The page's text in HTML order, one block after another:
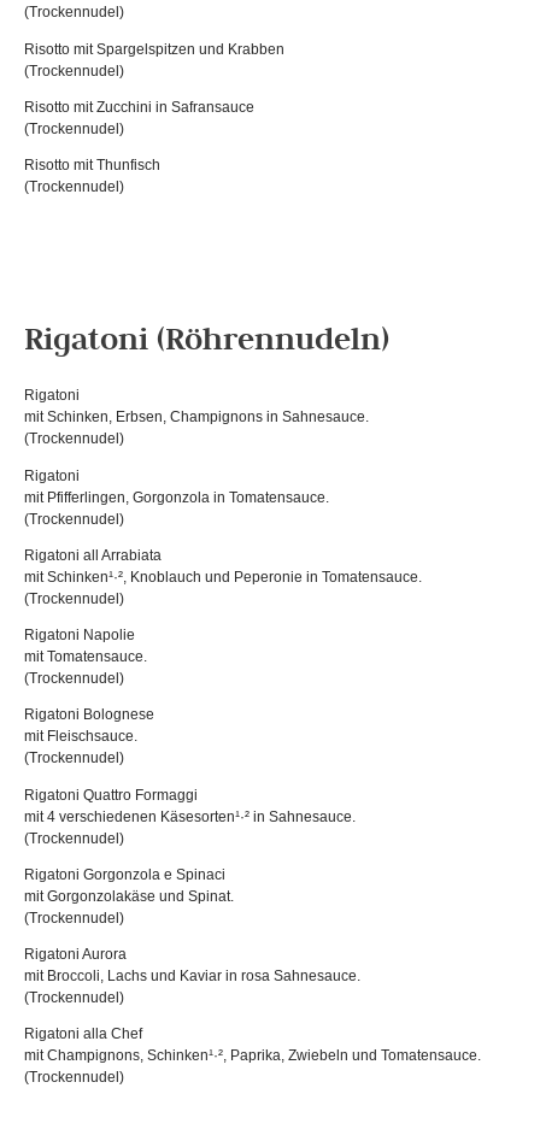
(Trockennudel)
Risotto mit Spargelspitzen und Krabben
(Trockennudel)
Risotto mit Zucchini in Safransauce
(Trockennudel)
Risotto mit Thunfisch
(Trockennudel)
Rigatoni (Röhrennudeln)
Rigatoni
mit Schinken, Erbsen, Champignons in Sahnesauce.
(Trockennudel)
Rigatoni
mit Pfifferlingen, Gorgonzola in Tomatensauce.
(Trockennudel)
Rigatoni all Arrabiata
mit Schinken¹·², Knoblauch und Peperonie in Tomatensauce.
(Trockennudel)
Rigatoni Napolie
mit Tomatensauce.
(Trockennudel)
Rigatoni Bolognese
mit Fleischsauce.
(Trockennudel)
Rigatoni Quattro Formaggi
mit 4 verschiedenen Käsesorten¹·² in Sahnesauce.
(Trockennudel)
Rigatoni Gorgonzola e Spinaci
mit Gorgonzolakäse und Spinat.
(Trockennudel)
Rigatoni Aurora
mit Broccoli, Lachs und Kaviar in rosa Sahnesauce.
(Trockennudel)
Rigatoni alla Chef
mit Champignons, Schinken¹·², Paprika, Zwiebeln und Tomatensauce.
(Trockennudel)